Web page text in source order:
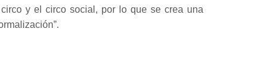
y el circo social, por lo que se crea una